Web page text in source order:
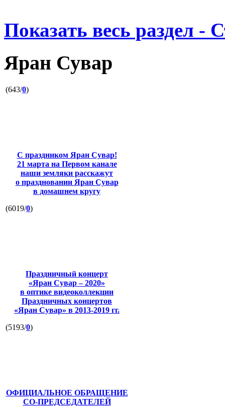
Показать весь раздел -
Яран Сувар
(643/0)
С праздником Яран Сувар!
21 марта на Первом канале
наши земляки расскажут
о праздновании Яран Сувар
в домашнем кругу
(6019/0)
Праздничный концерт
«Яран Сувар – 2020»
в оптике видеоколлекции
Праздничных концертов
«Яран Сувар» в 2013-2019 гг.
(5193/0)
ОФИЦИАЛЬНОЕ ОБРАЩЕНИЕ
СО-ПРЕДСЕДАТЕЛЕЙ